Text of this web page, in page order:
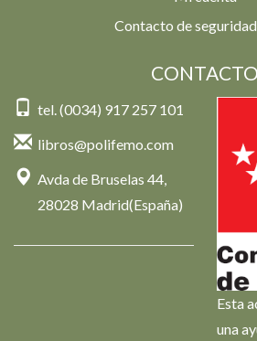
Contacto de seguridad
CONTACTO
tel. (0034) 917 257 101
libros@polifemo.com
Avda de Bruselas 44,
28028 Madrid(España)
Esta
una